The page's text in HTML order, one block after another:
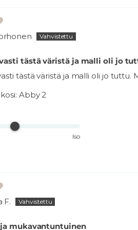
tästä väristä ja malli oli jo
tästä väristä ja malli oli jo
Abby 2
Iso
F.
mukavantuntuinen